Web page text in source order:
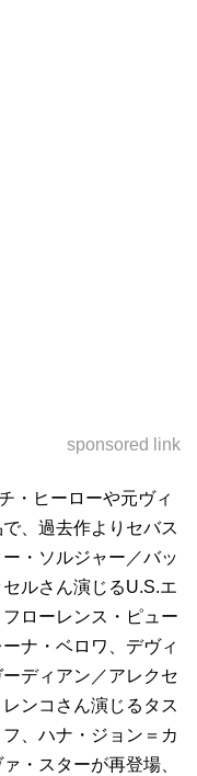
sponsored link
・ヒーローや元ヴィ
、過去作よりセバス
・ソルジャー／バッ
ルさん演じるU.S.エ
ローレンス・ピュー
ナ・ベロワ、デヴィ
ディアン／アレクセ
ンコさん演じるタス
、ハナ・ジョン＝カ
・スターが再登場、